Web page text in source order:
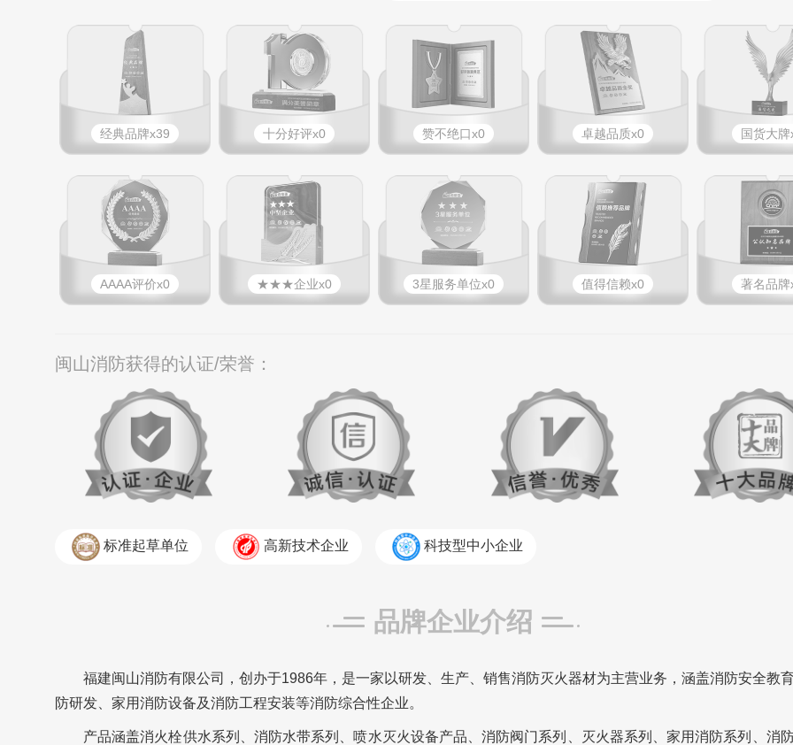
经典品牌x39 十分好评x0 赞不绝口x0 卓越品质x0 国货大牌
AAAA评价x0 ★★★企业x0 3星服务单位x0 值得信赖x0 著名品牌
闽山消防获得的认证/荣誉：
标准起草单位 高新技术企业 科技型中小企业
品牌企业介绍
福建闽山消防有限公司，创办于1986年，是一家以研发、生产、销售消防灭火器材为主营业务，涵盖消防安全教
防研发、家用消防设备及消防工程安装等消防综合性企业。
产品涵盖消火栓供水系列、消防水带系列、喷水灭火设备产品、消防阀门系列、灭火器系列、家用消防系列、消